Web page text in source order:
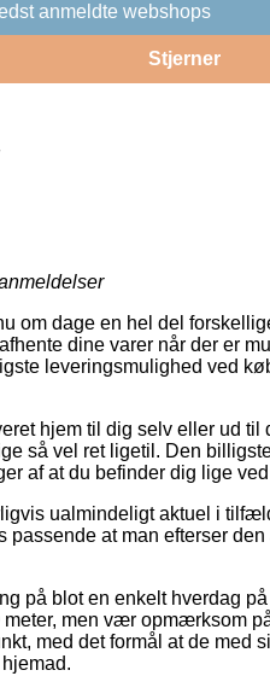
anmeldte webshops
Stjerner
om dage en hel del
dine varer når der er
leveringsmulighed ved
hjem til dig selv eller ud til
så vel ret ligetil. Den
af at du befinder dig lige
ualmindeligt aktuel i
at man efterser
på blot en enkelt hverdag
men vær opmærksom
med det formål at de med